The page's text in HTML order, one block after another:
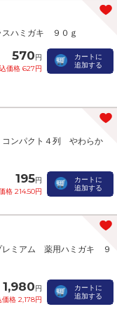
ハミガキ ９０ｇ
570円
価格 627円
カートに
追加する
ンパクト４列 やわらか
195円
格 214.50円
カートに
追加する
ミアム 薬用ハミガキ ９
1,980円
価格 2,178円
カートに
追加する